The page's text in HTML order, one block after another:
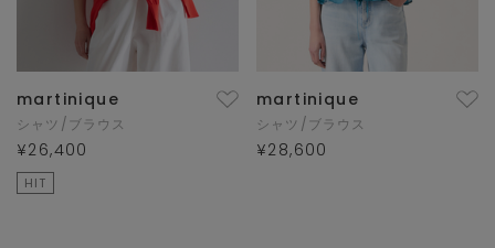
martinique
シャツ/ブラウス
¥26,400
HIT
martinique
シャツ/ブラウス
¥28,600